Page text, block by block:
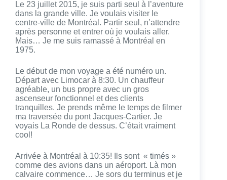
Le 23 juillet 2015, je suis parti seul à l’aventure
dans la grande ville. Je voulais visiter le
centre-ville de Montréal. Partir seul, n’attendre
après personne et entrer où je voulais aller.
Mais… Je me suis ramassé à Montréal en
1975.
Le début de mon voyage a été numéro un.
Départ avec Limocar à 8:30. Un chauffeur
agréable, un bus propre avec un gros
ascenseur fonctionnel et des clients
tranquilles. Je prends même le temps de filmer
ma traversée du pont Jacques-Cartier. Je
voyais La Ronde de dessus. C’était vraiment
cool!
Arrivée à Montréal à 10:35! Ils sont « timés »
comme des avions dans un aéroport. Là mon
calvaire commence… Je sors du terminus et je